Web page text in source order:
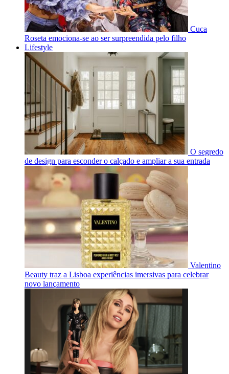
Cuca
Roseta emociona-se ao ser surpreendida pelo filho
Lifestyle
O segredo
de design para esconder o calçado e ampliar a sua entrada
Valentino
Beauty traz a Lisboa experiências imersivas para celebrar
novo lançamento